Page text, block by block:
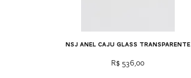
NSJ anel caju glass transparente
Preço
R$ 536,00